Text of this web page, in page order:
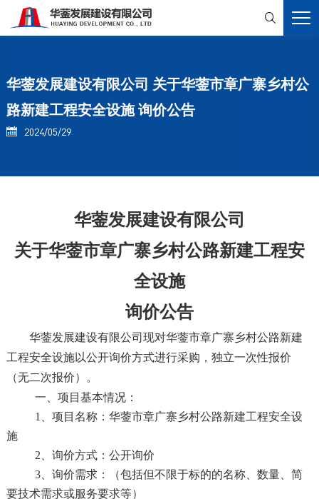

华蓥发展建设有限公司 关于华蓥市章广寨乡村公
路新建工程安全设施 询价公告
 2024/05/29
华蓥发展建设有限公司
关于华蓥市章广寨乡村公路新建工程安
全设施
询价公告
华蓥发展建设有限公司现对华蓥市章广寨乡村公路新建
工程安全设施以公开询价方式进行采购，独立一次性报价
（无二次报价）。
一、项目基本情况：
1、项目名称：华蓥市章广寨乡村公路新建工程安全设
施
2、询价方式：公开询价
3、询价需求：（包括但不限于标的的名称、数量、简
要技术需求或服务要求等）